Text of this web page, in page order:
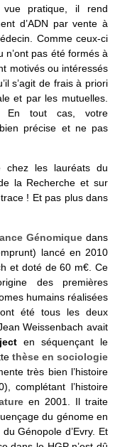
pratique, il rend
d’ADN par vente à
Comme ceux-ci
pas été formés à
motivés ou intéressés
s’agit de frais à priori
et par les mutuelles.
En tout cas, votre
précise et ne pas
chez les lauréats du
la Recherche et sur
! Et pas plus dans
Génomique dans
lancé en 2010
et doté de 60 m€. Ce
des premières
humains réalisées
été tous les deux
Weissenbach avait
en séquençant le
thèse en sociologie
très bien l’histoire
complétant l’histoire
en 2001. Il traite
du génome en
Génopole d’Evry. Et